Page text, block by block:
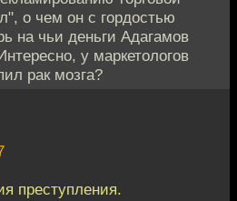
о чем он с гордостью
на чьи деньги Адагамов
у маркетологов
рак мозга?
преступления.